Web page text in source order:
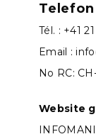
Telefon
Tél. : +41
Email :
No RC:
Website